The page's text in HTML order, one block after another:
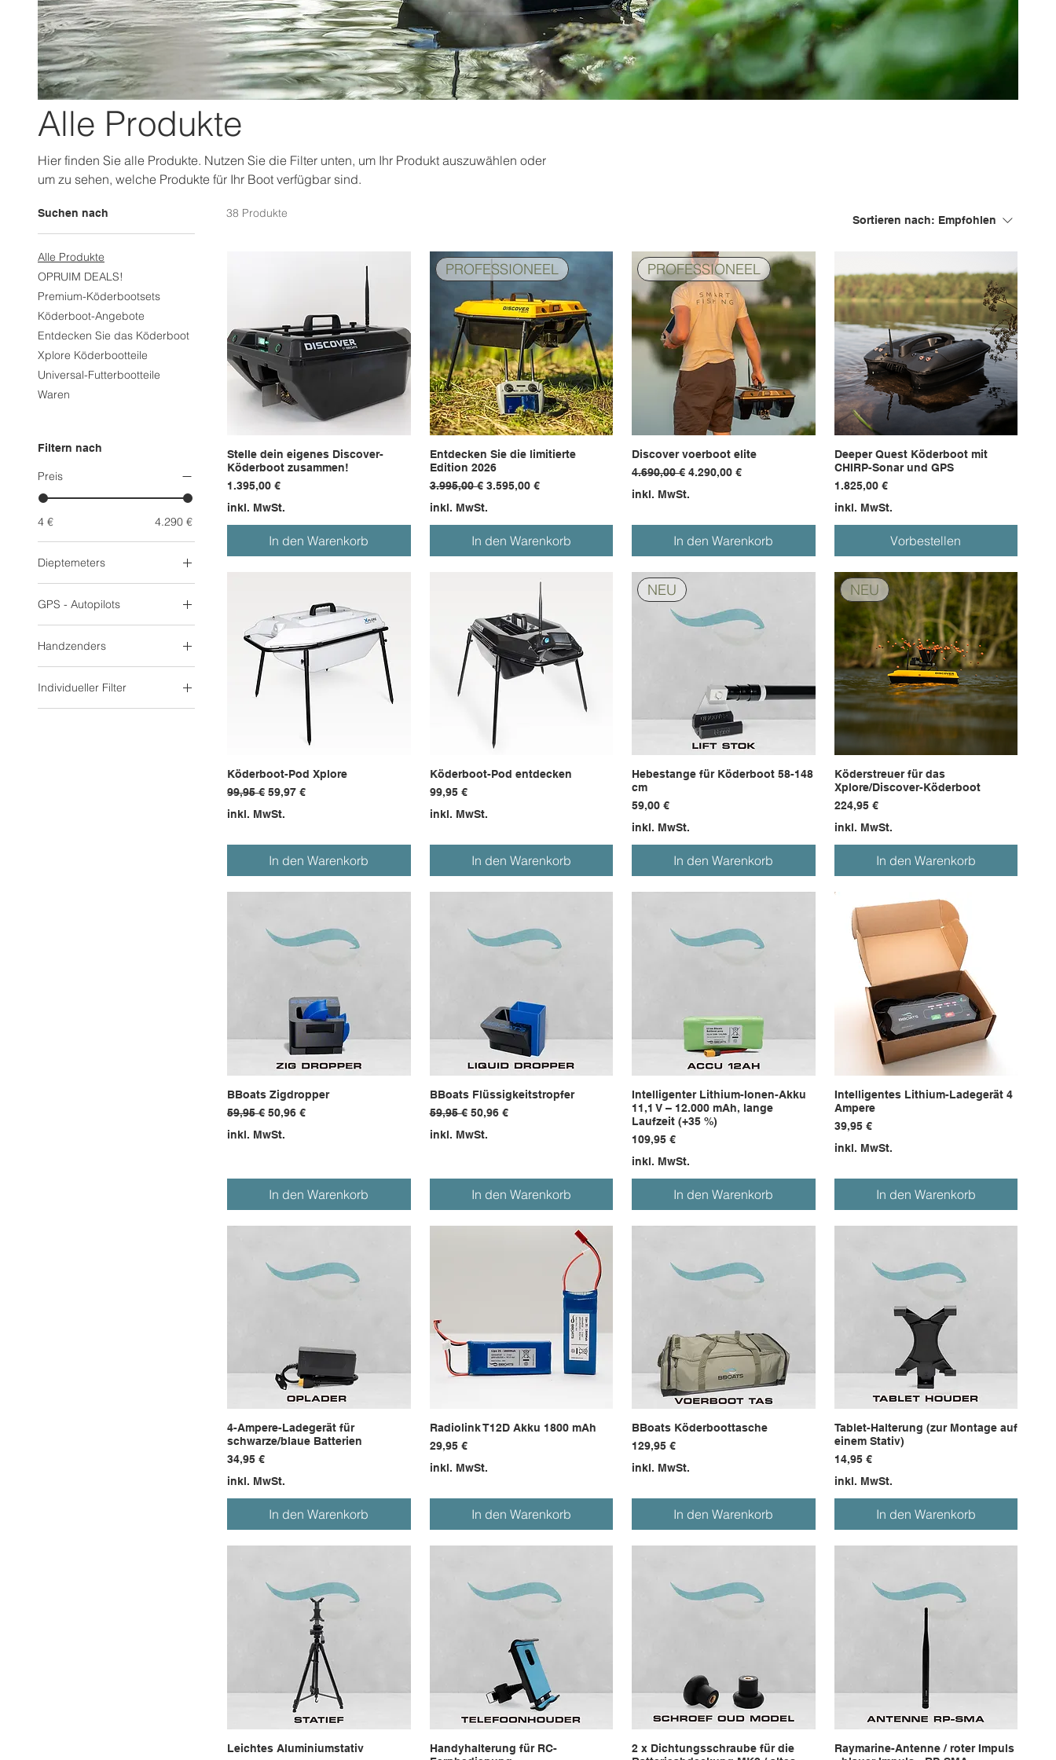
Alle Produkte
Hier finden Sie alle Produkte. Nutzen Sie die Filter unten, um Ihr Produkt auszuwählen oder
um zu sehen, welche Produkte für Ihr Boot verfügbar sind.
Suchen nach
Alle Produkte
OPRUIM DEALS!
Premium-Köderbootsets
Köderboot-Angebote
Entdecken Sie das Köderboot
Xplore Köderbootteile
Universal-Futterbootteile
Waren
Filtern nach
Preis
4 € 4.290 €
Dieptemeters
Tiefenmesser und
Fischfinder
GPS - Autopilots
GPS- und
Autopilotsysteme
Handzenders
Fernbedienungen
Individueller Filter
Tiefenmesser und
38 Produkte Sortieren nach: Empfohlen
Stelle dein eigenes Discover-
Köderboot zusammen!
Preis
1.395,00 €
inkl. MwSt.
In den Warenkorb
PROFESSIONEEL
Entdecken Sie die limitierte
Edition 2026
Standardpreis
3.995,00 € Sale-Preis
3.595,00 €
inkl. MwSt.
In den Warenkorb
PROFESSIONEEL
Discover voerboot elite
Standardpreis
4.690,00 € Sale-Preis
4.290,00 €
inkl. MwSt.
In den Warenkorb
Deeper Quest Köderboot mit
CHIRP-Sonar und GPS
Preis
1.825,00 €
inkl. MwSt.
Vorbestellen
Köderboot-Pod Xplore
Standardpreis
99,95 € Sale-Preis
59,97 €
inkl. MwSt.
In den Warenkorb
Köderboot-Pod entdecken
Preis
99,95 €
inkl. MwSt.
In den Warenkorb
NEU
Hebestange für Köderboot 58-148
cm
Preis
59,00 €
inkl. MwSt.
In den Warenkorb
NEU
Köderstreuer für das
Xplore/Discover-Köderboot
Preis
224,95 €
inkl. MwSt.
In den Warenkorb
BBoats Zigdropper
Standardpreis
59,95 € Sale-Preis
50,96 €
inkl. MwSt.
In den Warenkorb
BBoats Flüssigkeitstropfer
Standardpreis
59,95 € Sale-Preis
50,96 €
inkl. MwSt.
In den Warenkorb
Intelligenter Lithium-Ionen-Akku
11,1 V – 12.000 mAh, lange
Laufzeit (+35 %)
Preis
109,95 €
inkl. MwSt.
In den Warenkorb
Intelligentes Lithium-Ladegerät 4
Ampere
Preis
39,95 €
inkl. MwSt.
In den Warenkorb
4-Ampere-Ladegerät für
schwarze/blaue Batterien
Preis
34,95 €
inkl. MwSt.
In den Warenkorb
Radiolink T12D Akku 1800 mAh
Preis
29,95 €
inkl. MwSt.
In den Warenkorb
BBoats Köderboottasche
Preis
129,95 €
inkl. MwSt.
In den Warenkorb
Tablet-Halterung (zur Montage auf
einem Stativ)
Preis
14,95 €
inkl. MwSt.
In den Warenkorb
Leichtes Aluminiumstativ
Handyhalterung für RC-
2 x Dichtungsschraube für die
Raymarine-Antenne / roter Impuls